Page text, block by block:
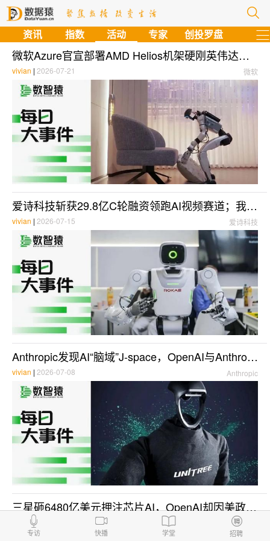
资讯 指数 活动 专家 创投罗盘
微软Azure官宣部署AMD Helios机架硬刚英伟达，谷歌“Frozen v2”芯片2028年落地效率飙升10倍，WAIC351款全球首发震慑外媒 | 每日大事件
微软
vivian | 2026-07-21
爱诗科技斩获29.8亿C轮融资领跑AI视频赛道；我国14nm自研AI芯片实现520万亿次算力突破，字节跳动悄然入局自动驾驶| 每日大事件
爱诗科技
vivian | 2026-07-15
Anthropic发现AI“脑域”J-space，OpenAI与Anthropic联合预警“智能爆炸”；DeepSeek被曝自研芯片欲摆脱英伟达依赖 | 每日大事件
Anthropic
vivian | 2026-07-08
三星砸6480亿美元押注芯片AI，OpenAI却因美政府限令仅向少数伙伴开放GPT-5.6；北大携手DeepSeek开源提速超60% | 每日大事件
vivian|2026-06-30
专访 快播 学堂 招聘